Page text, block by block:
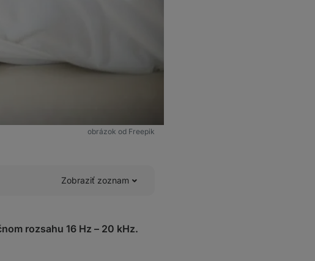
obrázok od Freepik
Zobraziť zoznam
rozsahu 16 Hz – 20 kHz.